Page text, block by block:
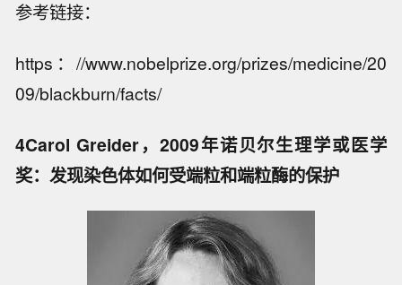
参考链接：
https：//www.nobelprize.org/prizes/medicine/20
09/blackburn/facts/
4Carol Greider，2009年诺贝尔生理学或医学
奖：发现染色体如何受端粒和端粒酶的保护